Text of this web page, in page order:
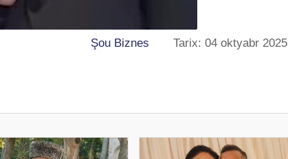
Şou Biznes Tarix: 04 oktyabr 2025